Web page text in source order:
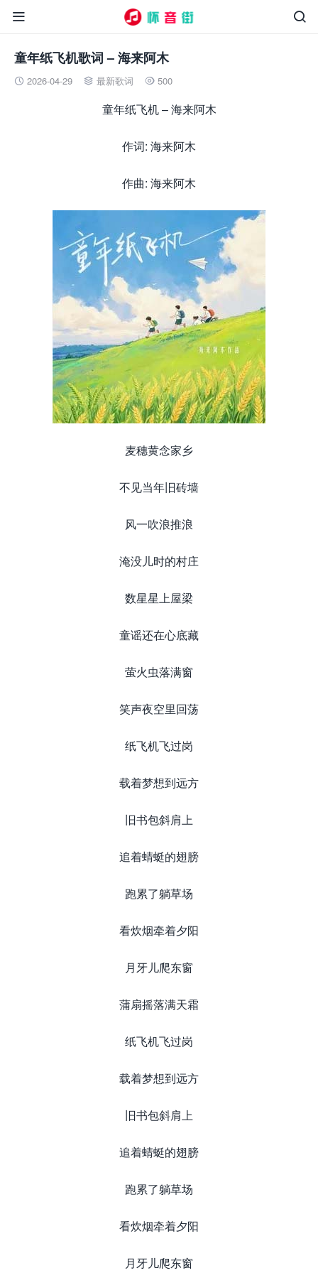


童年纸飞机歌词 – 海来阿木
 2026-04-29  最新歌词  500
童年纸飞机 – 海来阿木
作词: 海来阿木
作曲: 海来阿木
麦穗黄念家乡
不见当年旧砖墙
风一吹浪推浪
淹没儿时的村庄
数星星上屋梁
童谣还在心底藏
萤火虫落满窗
笑声夜空里回荡
纸飞机飞过岗
载着梦想到远方
旧书包斜肩上
追着蜻蜓的翅膀
跑累了躺草场
看炊烟牵着夕阳
月牙儿爬东窗
蒲扇摇落满天霜
纸飞机飞过岗
载着梦想到远方
旧书包斜肩上
追着蜻蜓的翅膀
跑累了躺草场
看炊烟牵着夕阳
月牙儿爬东窗